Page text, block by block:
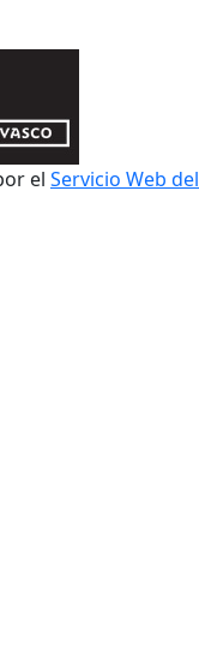
el Servicio Web del